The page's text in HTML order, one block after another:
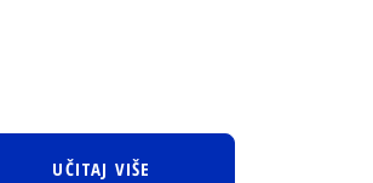
UČITAJ VIŠE